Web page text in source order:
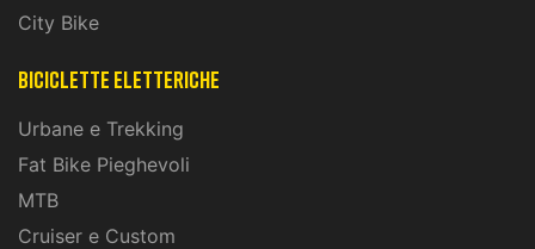
City Bike
biciclette eletteriche
Urbane e Trekking
Fat Bike Pieghevoli
MTB
Cruiser e Custom